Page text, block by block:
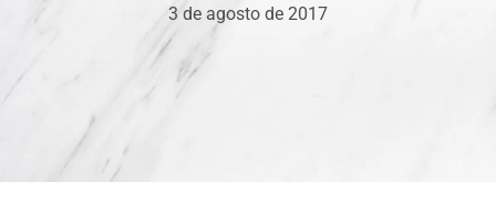
3 de agosto de 2017